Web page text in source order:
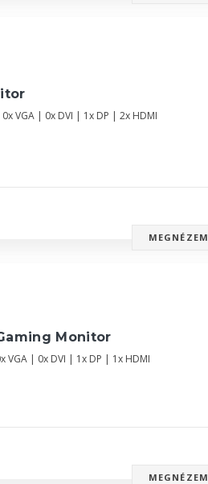
VGA | 0x DVI | 1x DP | 2x HDMI
MEGNÉZEM
Monitor
VGA | 0x DVI | 1x DP | 1x HDMI
MEGNÉZEM